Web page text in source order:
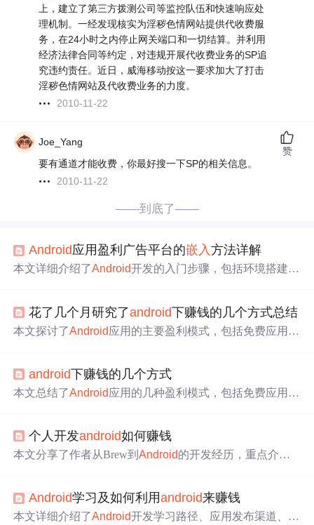
上，建立了第三方拨测公司等监控队伍和快速响应处
理机制。一经发现核实为淫秽色情网站提供代收费服
务，在24小时之内停止网关端口和一切结算。并利用
经济法律合同等约定，对违规开展代收费业务的SP追
究违约责任。近日，威海移动按这一要求加大了打击
淫秽色情网站及代收费业务的力度。
2010-11-22
Joe_Yang
要有通道才能收费，你最好搜一下SP的相关信息。
2010-11-22
赞
——到底了——
Android应用盈利广告平台的嵌入方法详解
本文详细介绍了Android开发的入门步骤，包括环境搭建、
利模式，如免费应用+广告、收费 应用等。
花了几个月研究了android下赚钱的几个方式总结
本文探讨了Android应用的主要盈利模式，包括免费应用
android下赚钱的几个方式
本文总结了Android应用的几种盈利模式，包括免费应用
应用市场。
个人开发android如何赚钱
本文分享了作者从Brew到Android的开发经历，重点介绍
策略，包括免费应用+广告、收费应用、内容商业合作等多
种模式。文章详细列举了多个广告平台及聚合平台的对
Android学习及如何利用android来赚钱
本文详细介绍了Android开发学习路径、应用发布渠道、盈